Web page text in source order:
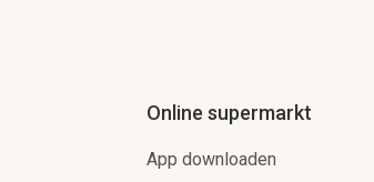
Online supermarkt
App downloaden